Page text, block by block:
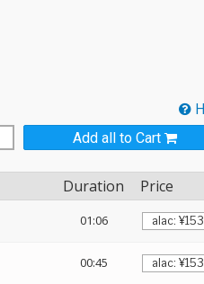
Add all to Cart
Duration Price
01:06
00:45